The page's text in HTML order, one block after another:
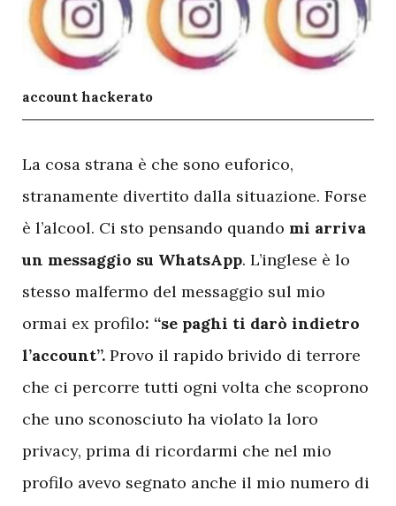
account hackerato
La cosa strana è che sono euforico,
stranamente divertito dalla situazione. Forse
è l’alcool. Ci sto pensando quando mi arriva
un messaggio su WhatsApp. L’inglese è lo
stesso malfermo del messaggio sul mio
ormai ex profilo: “se paghi ti darò indietro
l’account”. Provo il rapido brivido di terrore
che ci percorre tutti ogni volta che scoprono
che uno sconosciuto ha violato la loro
privacy, prima di ricordarmi che nel mio
profilo avevo segnato anche il mio numero di